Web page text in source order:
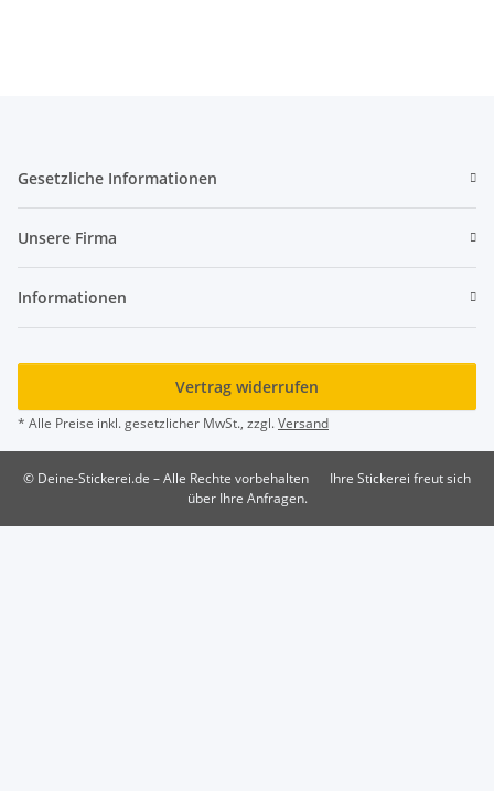
Gesetzliche Informationen
Unsere Firma
Informationen
Vertrag widerrufen
* Alle Preise inkl. gesetzlicher MwSt., zzgl.Versand
© Deine-Stickerei.de – Alle Rechte vorbehalten
Ihre Stickerei freut sich
über Ihre Anfragen.